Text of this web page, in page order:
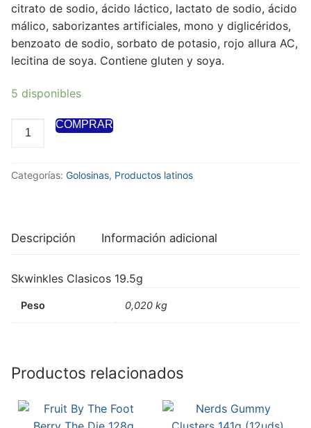
citrato de sodio, ácido láctico, lactato de sodio, ácido
málico, saborizantes artificiales, mono y diglicéridos,
benzoato de sodio, sorbato de potasio, rojo allura AC,
lecitina de soya. Contiene gluten y soya.
5 disponibles
COMPRAR
Categorías: Golosinas, Productos latinos
Descripción Información adicional
Skwinkles Clasicos 19.5g
Peso 0,020 kg
Productos relacionados